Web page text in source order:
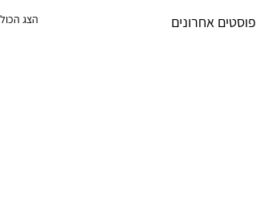
פוסטים אחרונים הצג הכול